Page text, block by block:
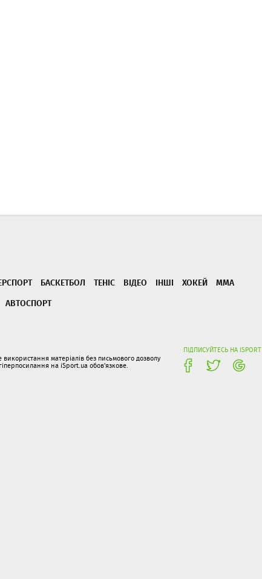
БАСКЕТБОЛ ТЕНІС ВІДЕО ІНШІ ХОКЕЙ
ММА
АВТОСПОРТ
ПІДПИСУЙТЕСЬ НА ISPORT
матеріалів без письмового дозволу
на iSport.ua обов'язкове.